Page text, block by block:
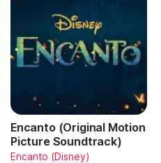
Encanto (Original Motion
Picture Soundtrack)
Encanto (Disney)